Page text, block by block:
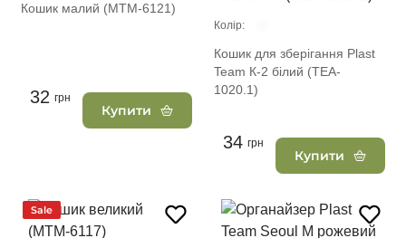
Кошик малий (MTM-6121)
32 грн
Купити
Колір:
Кошик для зберігання Plast
Team К-2 білий (TEA-
1020.1)
34 грн
Купити
Sale